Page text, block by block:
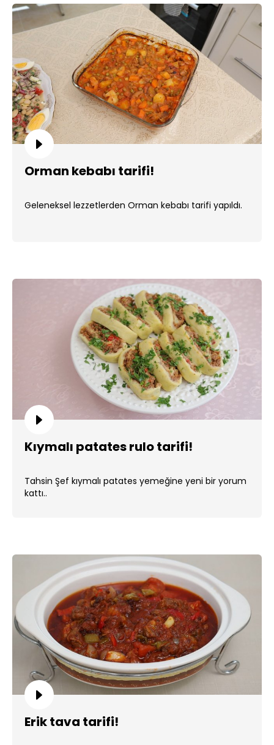
Orman kebabı tarifi!
Geleneksel lezzetlerden Orman kebabı tarifi yapıldı.
Kıymalı patates rulo tarifi!
Tahsin Şef kıymalı patates yemeğine yeni bir yorum
kattı..
Erik tava tarifi!